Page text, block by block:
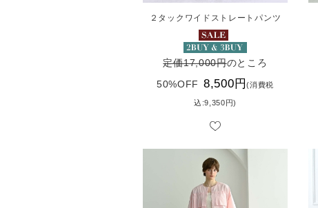
２タックワイドストレートパンツ
定価17,000円のところ
50%OFF 8,500円(消費税
込:9,350円)